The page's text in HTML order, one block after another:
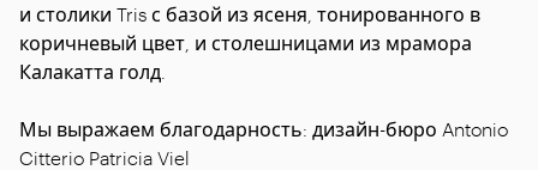
и столики Tris с базой из ясеня, тонированного в
коричневый цвет, и столешницами из мрамора
Калакатта голд.
Мы выражаем благодарность: дизайн-бюро Antonio
Citterio Patricia Viel